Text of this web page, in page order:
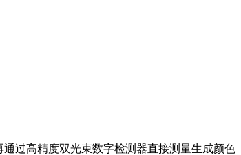
过高精度双光束数字检测器直接测量生成颜色